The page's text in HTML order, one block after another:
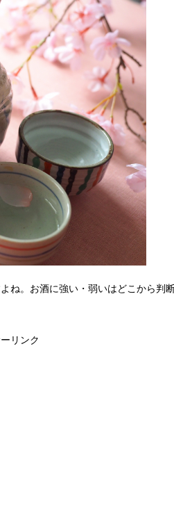
ね。お酒に強い・弱いはどこから判
リンク